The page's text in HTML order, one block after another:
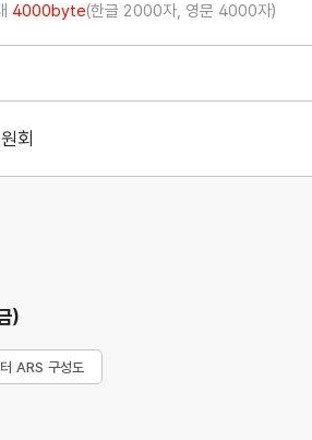
4000byte(한글 2000자, 영문 4000자)
회
)
ARS 구성도